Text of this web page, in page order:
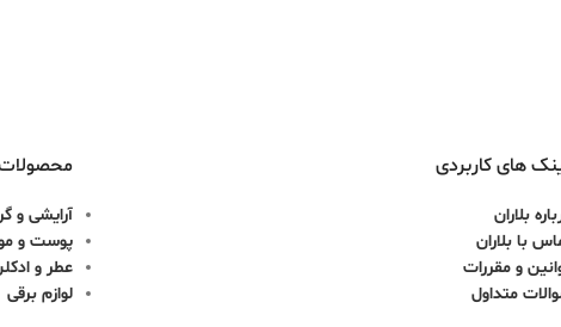
های کاربردی
بلاران
با بلاران
و مقررات
متداول
آرایشی و
پوست و
عطر و
لوازم برقی